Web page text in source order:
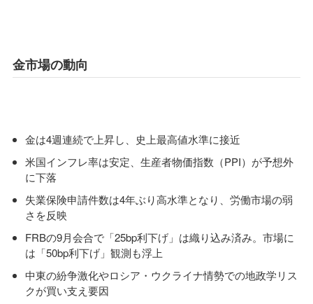
金市場の動向
金は4週連続で上昇し、史上最高値水準に接近
米国インフレ率は安定、生産者物価指数（PPI）が予想外
に下落
失業保険申請件数は4年ぶり高水準となり、労働市場の弱
さを反映
FRBの9月会合で「25bp利下げ」は織り込み済み。市場に
は「50bp利下げ」観測も浮上
中東の紛争激化やロシア・ウクライナ情勢での地政学リス
クが買い支え要因